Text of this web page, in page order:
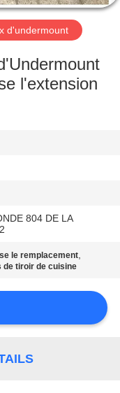
d'undermount
l'extension
804 DE LA
le remplacement,
tiroir de cuisine